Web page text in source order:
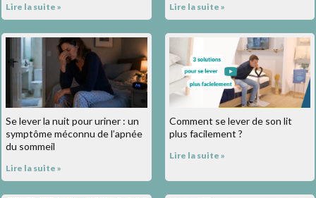
Lire la suite » Lire la suite »
Se lever la nuit pour uriner : un
symptôme méconnu de l’apnée
du sommeil
Lire la suite »
Comment se lever de son lit
plus facilement ?
Lire la suite »